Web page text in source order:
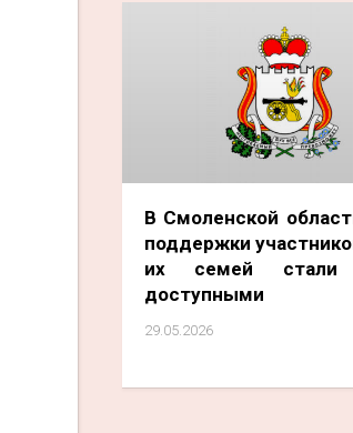
В Смоленской
поддержки
их семей стали
доступными
29.05.2026